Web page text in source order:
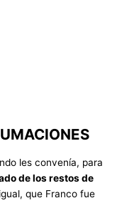
les convenía, para
de los restos de
que Franco fue